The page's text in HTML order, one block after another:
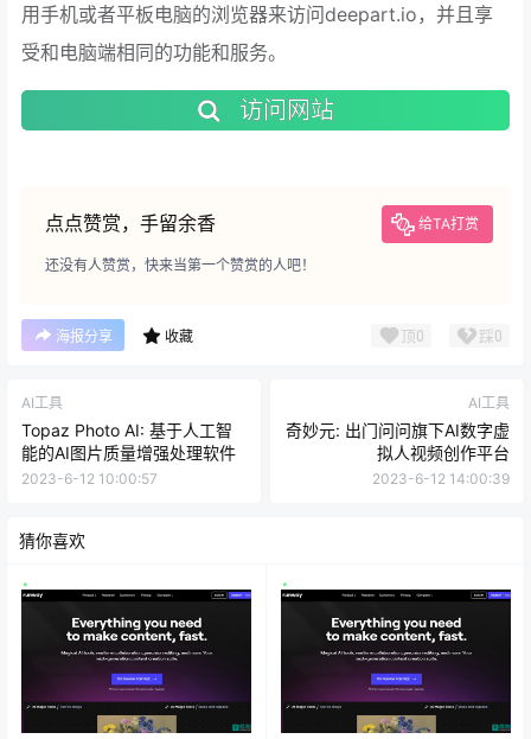
用手机或者平板电脑的浏览器来访问deepart.io，并且享
受和电脑端相同的功能和服务。
访问网站
点点赞赏，手留余香 给TA打赏
还没有人赞赏，快来当第一个赞赏的人吧！
海报分享 收藏 顶0 踩0
AI工具
Topaz Photo AI: 基于人工智
能的AI图片质量增强处理软件
2023-6-12 10:00:57
AI工具
奇妙元: 出门问问旗下AI数字虚
拟人视频创作平台
2023-6-12 14:00:39
猜你喜欢